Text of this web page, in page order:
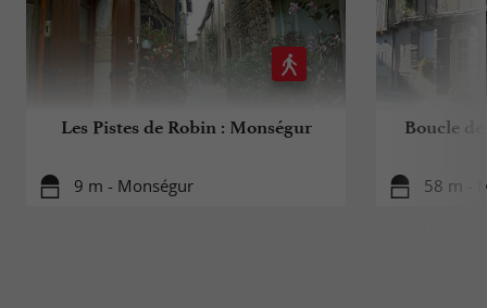
Les Pistes de Robin : Monségur
9 m - Monségur
Boucle
58 m -